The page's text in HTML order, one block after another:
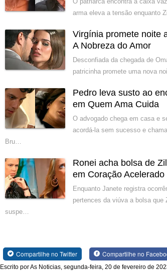
arma eleva a tensão enquanto
Virgínia promete noite
A Nobreza do Amor
Desconfiada da chegada de
patricinha promete uma nova
Pedro leva susto ao
em Quem Ama Cuida
O advogado chega em casa e
acordá-la sem sucesso e
Bru…
Ronei acha bolsa de
em Coração Acelerado
Enquanto Janete registra
pertences da viúva a bolsa
suspe…
Compartilhe no Twitter Compartilhe no
Escrito por As Noticias, segunda-feira, 20 de fevereiro de